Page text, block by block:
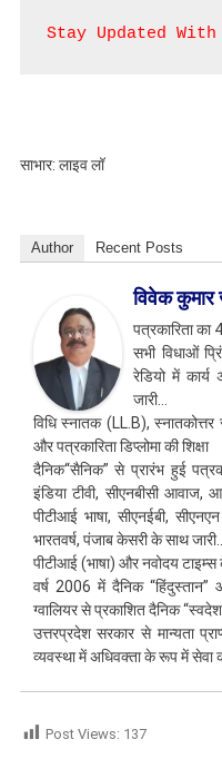
Stay Updated
साभार: लाइव लॉ
Author Recent Posts
विवेक
पत्रकारिता का
सभी विधाओं
रेडियो में
जारी…
विधि स्नातक (LL.B),
और पत्रकारिता डिप्लोमा की शिक्षा
दैनिक“सैनिक” से प्रारंभ हुई
इंडिया टीवी, सीएनबीसी आवाज,
पीटीआई भाषा, सीएनईबी,
भारतवर्ष, पंजाब केसरी के साथ जारी…
पीटीआई (भाषा) और नवोदय टाइम्स
वर्ष 2006 में दैनिक
ग्वालियर से प्रकाशित दैनिक
उत्तरप्रदेश सरकार से मान्यता
व्यवस्था में अधिवक्ता के रूप में सेवा
Post Views: 137